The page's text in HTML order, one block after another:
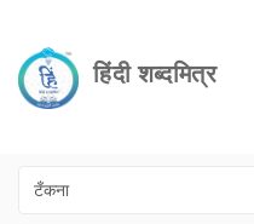
हिंदी शब्दमित्र